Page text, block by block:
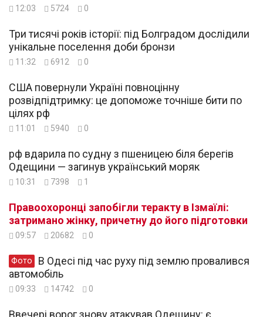
12:03 5724 0
Три тисячі років історії: під Болградом дослідили
унікальне поселення доби бронзи
11:32 6912 0
США повернули Україні повноцінну
розвідпідтримку: це допоможе точніше бити по
цілях рф
11:01 5940 0
рф вдарила по судну з пшеницею біля берегів
Одещини — загинув український моряк
10:31 7398 1
Правоохоронці запобігли теракту в Ізмаїлі:
затримано жінку, причетну до його підготовки
09:57 20682 0
Фото
автомобіль
09:33 14742 0
Ввечері ворог знову атакував Одещину: є